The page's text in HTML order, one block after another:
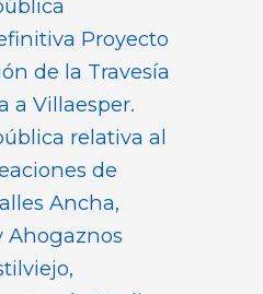
Proyecto
de la Travesía
a Villaesper.
relativa al
de
Ancha,
Ahogaznos